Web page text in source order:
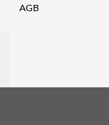
AGB